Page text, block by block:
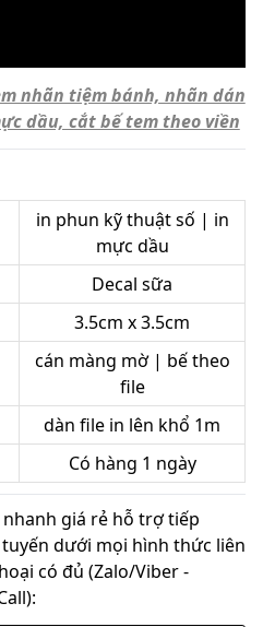
nhãn tiệm bánh, nhãn dán
dầu, cắt bế tem theo viền
in phun kỹ thuật số | in
mực dầu
Decal sữa
3.5cm x 3.5cm
cán màng mờ | bế theo
file
dàn file in lên khổ 1m
Có hàng 1 ngày
nhanh giá rẻ hỗ trợ tiếp
dưới mọi hình thức liên
có đủ (Zalo/Viber -